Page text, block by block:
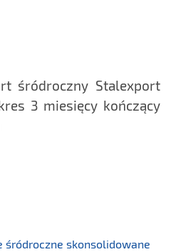
śródroczny Stalexport
3 miesięcy kończący
śródroczne skonsolidowane